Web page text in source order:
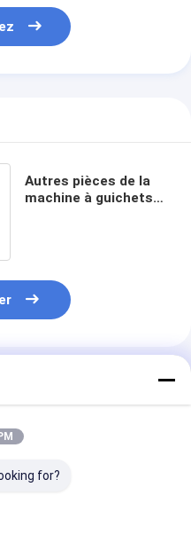
Autres pièces de la
machine à guichets
for?